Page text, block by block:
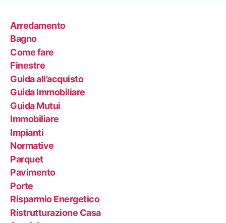
Arredamento
Bagno
Come fare
Finestre
Guida all’acquisto
Guida Immobiliare
Guida Mutui
Immobiliare
Impianti
Normative
Parquet
Pavimento
Porte
Risparmio Energetico
Ristrutturazione Casa